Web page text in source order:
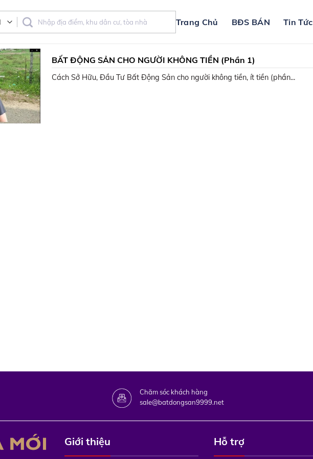
Trang Chủ BĐS BÁN Tin Tức
BẤT ĐỘNG SẢN CHO NGƯỜI KHÔNG TIỀN (Phần 1)
Cách Sở Hữu, Đầu Tư Bất Động Sản cho người không tiền, ít tiền (phần...
Chăm sóc khách hàng
sale@batdongsan9999.net
Giới thiệu Hỗ trợ